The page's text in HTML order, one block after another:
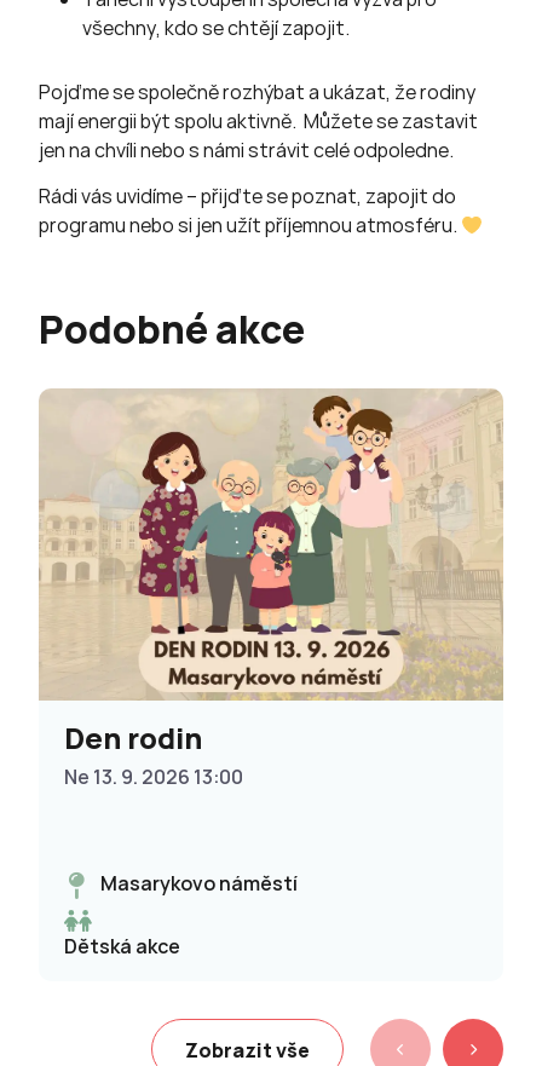
všechny, kdo se chtějí zapojit.
Pojďme se společně rozhýbat a ukázat, že rodiny
mají energii být spolu aktivně. Můžete se zastavit
jen na chvíli nebo s námi strávit celé odpoledne.
Rádi vás uvidíme – přijďte se poznat, zapojit do
programu nebo si jen užít příjemnou atmosféru.
Podobné akce
Den rodin
Ne 13. 9. 2026 13:00
Masarykovo náměstí
Dětská akce
Zobrazit vše